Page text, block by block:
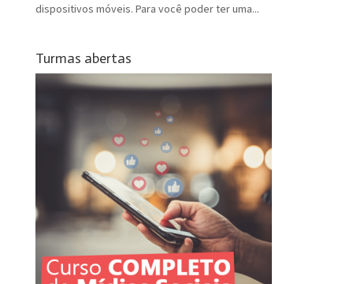
dispositivos móveis. Para você poder ter uma...
Turmas abertas